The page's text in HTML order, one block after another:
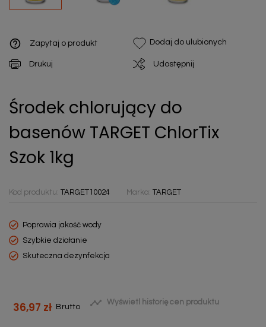
help_outline Zapytaj o produkt Dodaj do ulubionych
Drukuj Udostępnij
Środek chlorujący do
basenów TARGET ChlorTix
Szok 1kg
Kod produktu: TARGET10024 Marka: TARGET
Poprawia jakość wody
Szybkie działanie
Skuteczna dezynfekcja
36,97 zł Brutto  Wyświetl historię cen produktu